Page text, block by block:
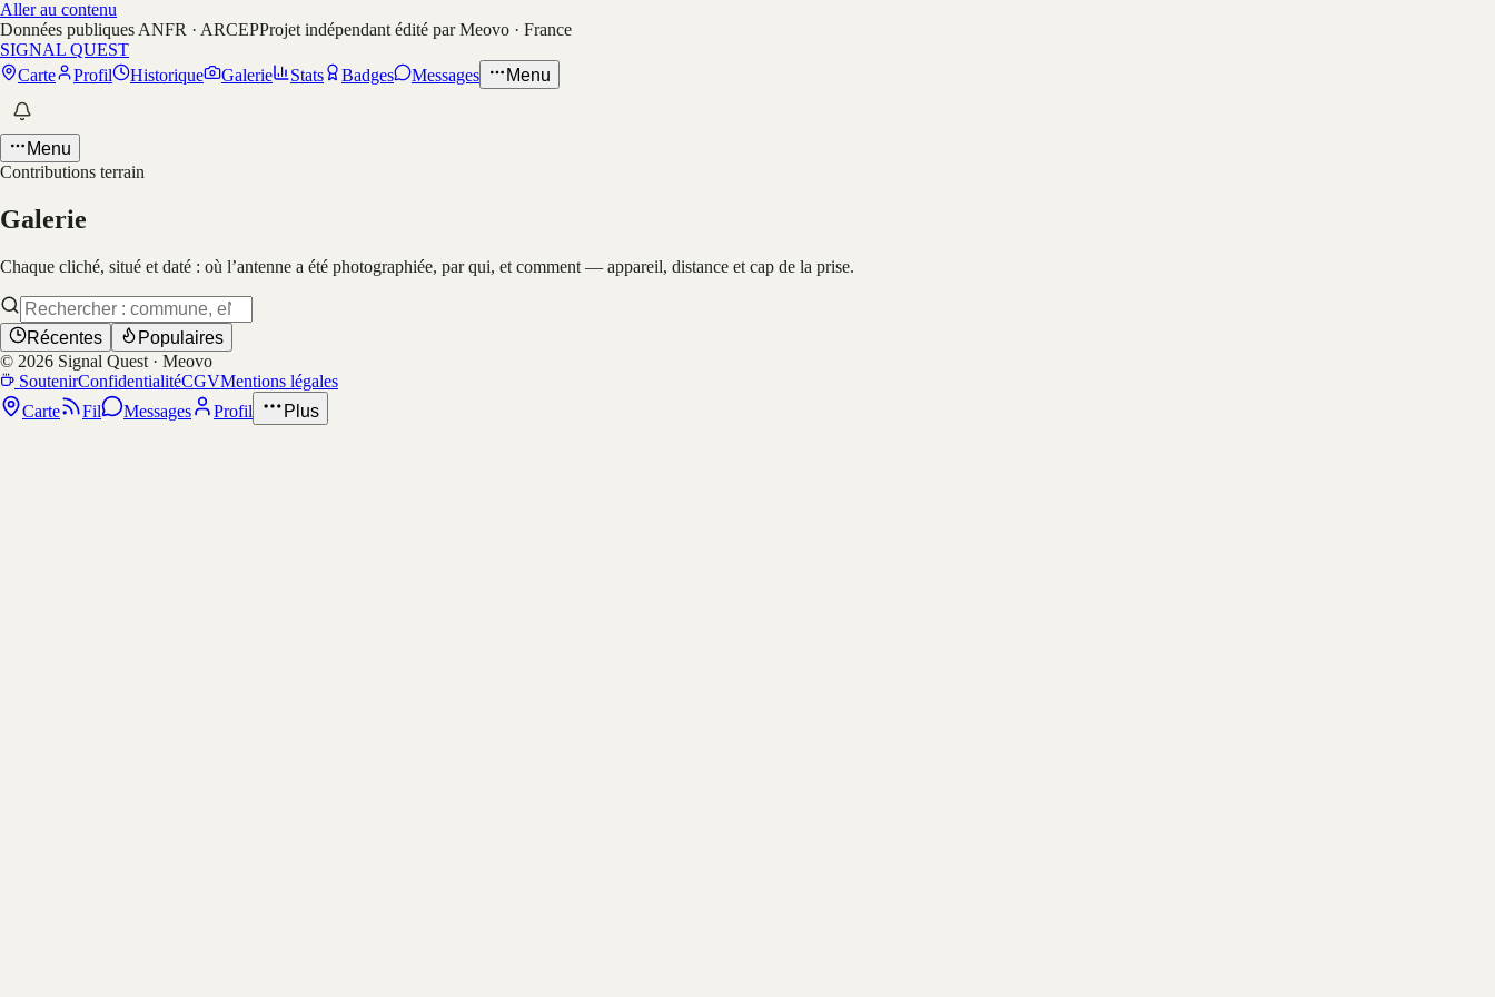
Aller au contenu
Données publiques ANFR · ARCEPProjet indépendant édité par Meovo · France
SIGNAL QUEST
Carte
Profil Historique Galerie Stats Badges Messages Menu
Menu
Contributions terrain
Galerie
Chaque cliché, situé et daté : où l’antenne a été photographiée, par qui, et comment — appareil, distance et cap de la prise.
Récentes
Populaires
© 2026 Signal Quest · Meovo
SoutenirConfidentialitéCGVMentions légales
Carte
Fil Messages Profil Plus